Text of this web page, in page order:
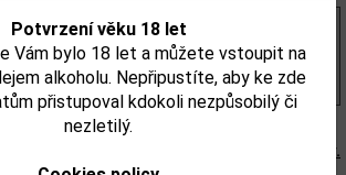
Potvrzení věku 18 let
Vám bylo 18 let a můžete vstoupit na
alkoholu. Nepřipustíte, aby ke zde
přistupoval kdokoli nezpůsobilý či
nezletilý.
s DPH
tento produkt může obsahovat alergeny.